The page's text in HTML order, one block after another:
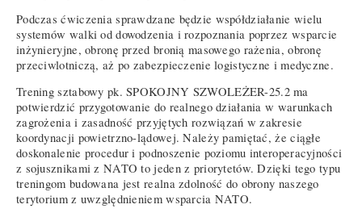
Podczas ćwiczenia sprawdzane będzie współdziałanie wielu
systemów walki od dowodzenia i rozpoznania poprzez wsparcie
inżynieryjne, obronę przed bronią masowego rażenia, obronę
przeciwlotniczą, aż po zabezpieczenie logistyczne i medyczne.
Trening sztabowy pk. SPOKOJNY SZWOLEŻER-25.2 ma
potwierdzić przygotowanie do realnego działania w warunkach
zagrożenia i zasadność przyjętych rozwiązań w zakresie
koordynacji powietrzno-lądowej. Należy pamiętać, że ciągłe
doskonalenie procedur i podnoszenie poziomu interoperacyjności
z sojusznikami z NATO to jeden z priorytetów. Dzięki tego typu
treningom budowana jest realna zdolność do obrony naszego
terytorium z uwzględnieniem wsparcia NATO.